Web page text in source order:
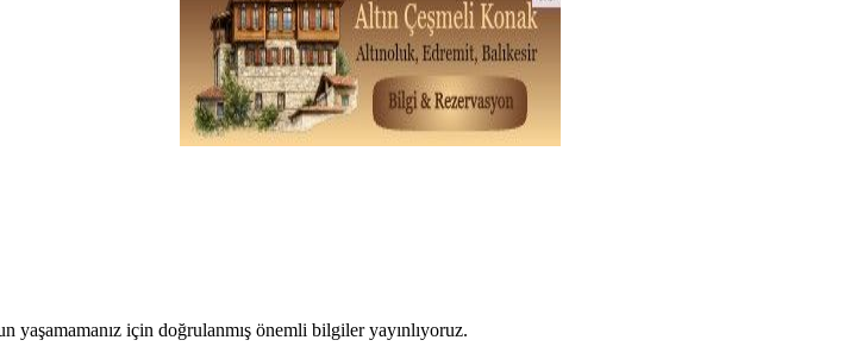
yaşamamanız için doğrulanmış önemli bilgiler yayınlıyoruz.